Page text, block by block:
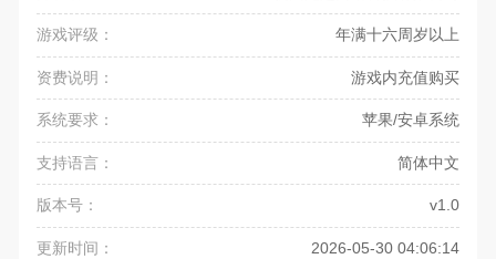
游戏评级： 年满十六周岁以上
资费说明： 游戏内充值购买
系统要求： 苹果/安卓系统
支持语言： 简体中文
版本号： v1.0
更新时间： 2026-05-30 04:06:14